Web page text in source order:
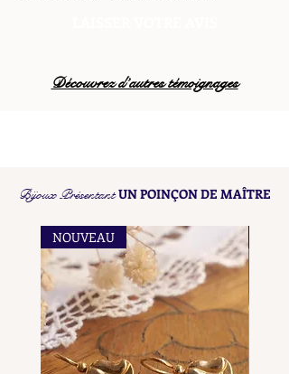
Découvrez d’autres témoignages
Bijoux PrésentantUN POINÇON DE MAÎTRE
NOUVEAU